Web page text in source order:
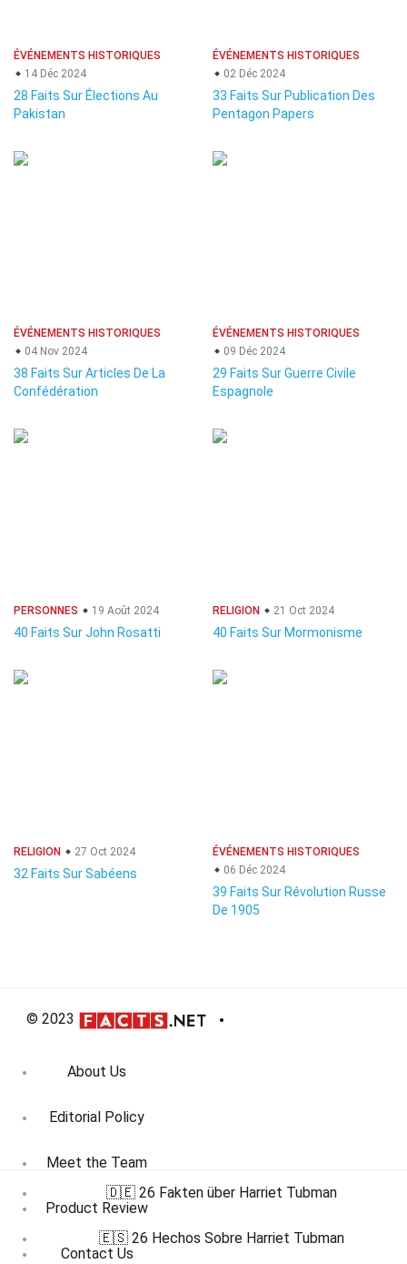
ÉVÉNEMENTS HISTORIQUES
14 Déc 2024
28 Faits Sur Élections Au
Pakistan
ÉVÉNEMENTS HISTORIQUES
02 Déc 2024
33 Faits Sur Publication Des
Pentagon Papers
ÉVÉNEMENTS HISTORIQUES
04 Nov 2024
38 Faits Sur Articles De La
Confédération
ÉVÉNEMENTS HISTORIQUES
09 Déc 2024
29 Faits Sur Guerre Civile
Espagnole
PERSONNES 19 Août 2024
40 Faits Sur John Rosatti
RELIGION 21 Oct 2024
40 Faits Sur Mormonisme
RELIGION 27 Oct 2024
32 Faits Sur Sabéens
ÉVÉNEMENTS HISTORIQUES
06 Déc 2024
39 Faits Sur Révolution Russe
De 1905
© 2023
About Us
Editorial Policy
Meet the Team
Product Review
Contact Us
🇩🇪 26 Fakten über Harriet Tubman
🇪🇸 26 Hechos Sobre Harriet Tubman